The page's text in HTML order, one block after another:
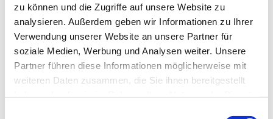
zu können und die Zugriffe auf unsere Website zu
analysieren. Außerdem geben wir Informationen zu Ihrer
Verwendung unserer Website an unsere Partner für
soziale Medien, Werbung und Analysen weiter. Unsere
Partner führen diese Informationen möglicherweise mit
weiteren Daten zusammen, die Sie ihnen bereitgestellt
→ FOUNDATION
KI-Fundament für Unternehmen. On-prem.